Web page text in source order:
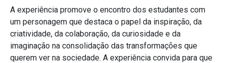
A experiência promove o encontro dos estudantes com
um personagem que destaca o papel da inspiração, da
criatividade, da colaboração, da curiosidade e da
imaginação na consolidação das transformações que
querem ver na sociedade. A experiência convida para que